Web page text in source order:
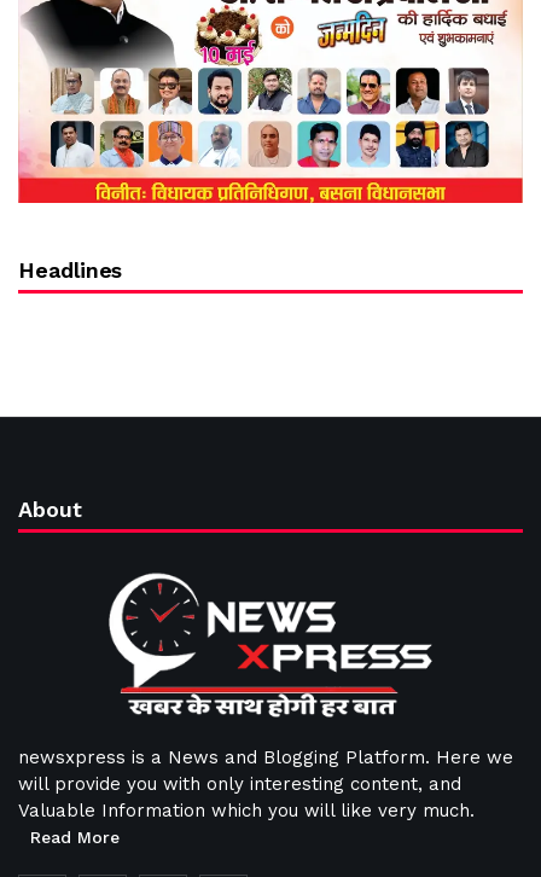
Headlines
About
newsxpress is a News and Blogging Platform. Here we
will provide you with only interesting content, and
Valuable Information which you will like very much.
Read More